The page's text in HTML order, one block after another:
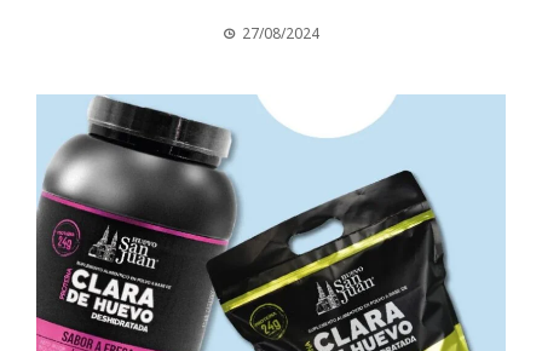
27/08/2024